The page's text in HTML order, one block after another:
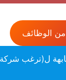
من الوظائف